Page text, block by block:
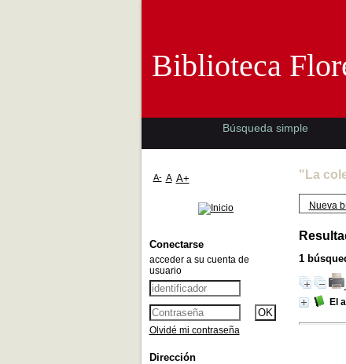
"La
Nueva
1
El
Biblioteca
Búsqueda simple
A- A A+
Conectarse
acceder a su cuenta de
usuario
Olvidé mi contraseña
Dirección